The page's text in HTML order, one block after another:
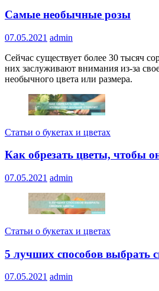
Самые необычные розы
07.05.2021 admin
Сейчас существует более 30 тысяч
них заслуживают внимания из-за
необычного цвета или размера.
Статьи о букетах и цветах
Как обрезать цветы, чтобы
07.05.2021 admin
Статьи о букетах и цветах
5 лучших способов выбрать
07.05.2021 admin